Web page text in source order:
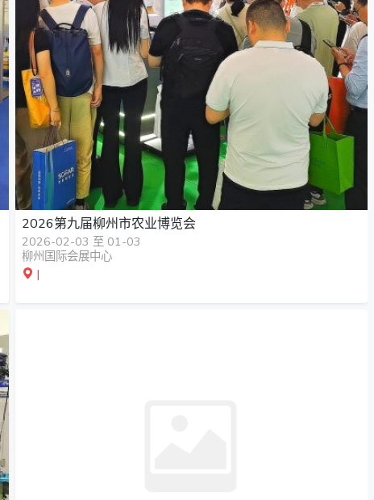
2026第九届柳州市农业博览会
2026-02-03 至 01-03
柳州国际会展中心
|